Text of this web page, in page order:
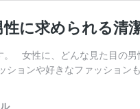
に求められる清
女性に、どんな見た目の
ションや好きなファッション